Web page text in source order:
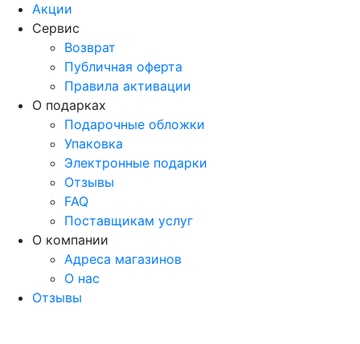
Акции
Сервис
Возврат
Публичная оферта
Правила активации
О подарках
Подарочные обложки
Упаковка
Электронные подарки
Отзывы
FAQ
Поставщикам услуг
О компании
Адреса магазинов
О нас
Отзывы